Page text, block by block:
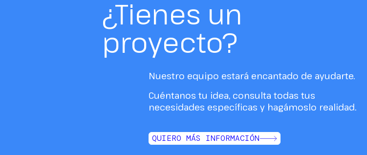
¿Tienes un
proyecto?
Nuestro equipo estará encantado de ayudarte.
Cuéntanos tu idea, consulta todas tus
necesidades específicas y hagámoslo realidad.
QUIERO MÁS INFORMACIÓN